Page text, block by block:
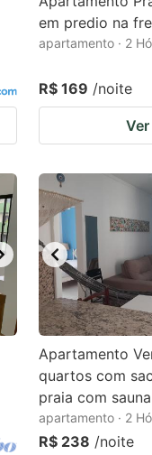
em predio na
apartamento · 2
R$ 169 /noite
Apartamento
quartos com
praia com
apartamento · 2
R$ 238 /noite